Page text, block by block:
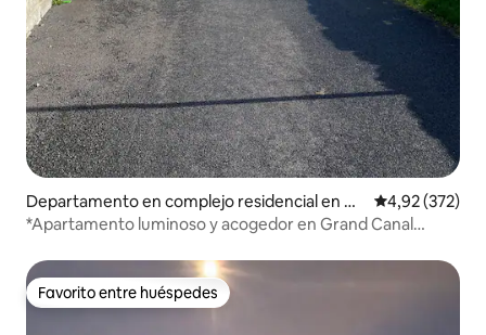
Departamento en complejo residencial en Da
ingean
Calificación
4,92 (372)
*Apartamento luminoso y acogedor en Grand Canal
Favorito entre huéspedes
Favorito entre huéspedes